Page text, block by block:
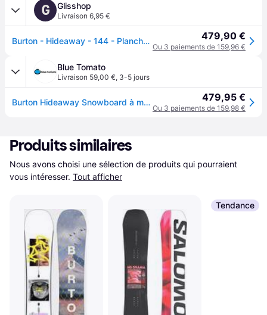
G Glisshop
Livraison 6,95 €
Burton - Hideaway - 144 - Planche Snowboard 479,90 €
Ou 3 paiements de 159,96 €
Blue Tomato
Livraison 59,00 €, 3-5 jours
Burton Hideaway Snowboard à motifs - no color - 148 479,95 €
Ou 3 paiements de 159,98 €
Produits similaires
Nous avons choisi une sélection de produits qui pourraient
vous intéresser. Tout afficher
Tendance